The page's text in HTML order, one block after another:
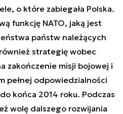
o które zabiegała Polska.
funkcję NATO, jaką jest
państw należących
strategię wobec
zakończenie misji bojowej i
pełnej odpowiedzialności
końca 2014 roku. Podczas
wolę dalszego rozwijania